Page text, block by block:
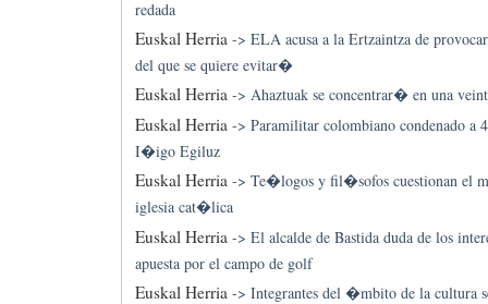
redada
Euskal Herria-> ELA acusa a la Ertzaintza de
del que se quiere evitar�
Euskal Herria-> Ahaztuak se concentrar� en una
Euskal Herria -> Paramilitar colombiano condenado a
I�igo Egiluz
Euskal Herria-> Te�logos y fil�sofos cuestionan el
iglesia cat�lica
Euskal Herria -> El alcalde de Bastida duda de los
apuesta por el campo de golf
Euskal Herria-> Integrantes del �mbito de la cultura